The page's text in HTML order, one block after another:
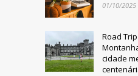
01/10/2025
Road
cidade